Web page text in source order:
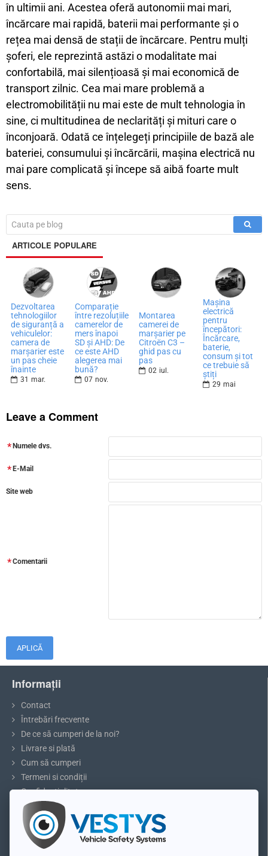
în ultimii ani. Acestea oferă autonomii mai mari,
încărcare mai rapidă, baterii mai performante și o
rețea mai densă de stații de încărcare. Pentru mulți
șoferi, ele reprezintă astăzi o modalitate mai
confortabilă, mai silențioasă și mai economică de
transport zilnic. Cea mai mare problemă a
electromobilității nu mai este de mult tehnologia în
sine, ci multitudinea de neclarități și mituri care o
înconjoară. Odată ce înțelegeți principiile de bază ale
bateriei, consumului și încărcării, mașina electrică nu
mai pare complicată și începe să aibă foarte mult
sens.
ARTICOLE POPULARE
Dezvoltarea
tehnologiilor
de siguranță a
vehiculelor:
camera de
marșarier este
un pas cheie
înainte
31 mar.
Comparație
între rezoluțiile
camerelor de
mers înapoi
SD și AHD: De
ce este AHD
alegerea mai
bună?
07 nov.
Montarea
camerei de
marșarier pe
Citroën C3 –
ghid pas cu
pas
02 iul.
Mașina
electrică
pentru
începători:
Încărcare,
baterie,
consum și tot
ce trebuie să
știți
29 mai
Leave a Comment
Numele dvs.
E-Mail
Site web
Comentarii
APLICĂ
Informații
Contact
Întrebări frecvente
De ce să cumperi de la noi?
Livrare si plată
Cum să cumperi
Termeni si condiții
Confidențialitate
Reclamații și retururi
5 sfaturi pentru parcare sau marșarier
Blog